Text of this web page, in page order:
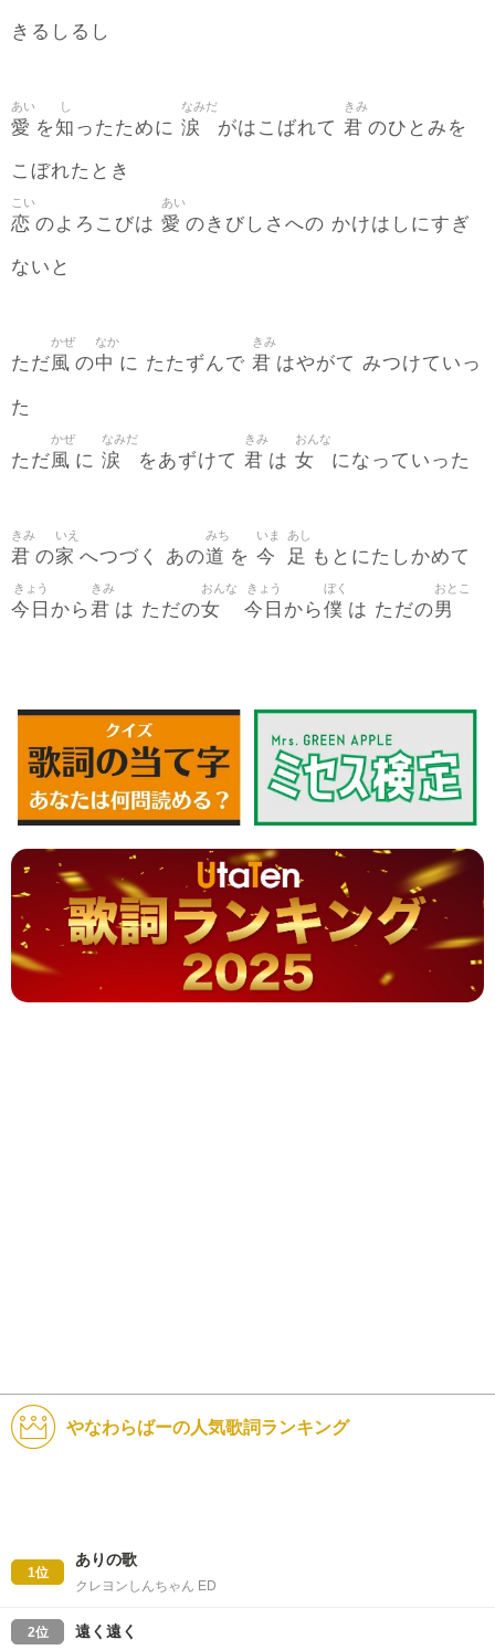
きるしるし
愛
あい
を知
し
ったために 涙
なみだ
がはこばれて 君
きみ
のひとみを
こぼれたとき
恋
こい
のよろこびは 愛
あい
のきびしさへの かけはしにすぎ
ないと
ただ風
かぜ
の中
なか
に たたずんで 君
きみ
はやがて みつけていっ
た
ただ風
かぜ
に 涙
なみだ
をあずけて 君
きみ
は 女
おんな
になっていった
君
きみ
の家
いえ
へつづく あの道
みち
を 今
いま
足
あし
もとにたしかめて
今日
きょう
から君
きみ
は ただの女
おんな
今日
きょう
から僕
ぼく
は ただの男
おとこ
やなわらばーの人気歌詞ランキング
1位
ありの歌
クレヨンしんちゃん ED
2位 遠く遠く